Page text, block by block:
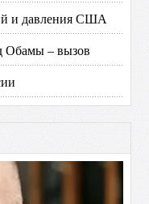
и давления США
Обамы – вызов